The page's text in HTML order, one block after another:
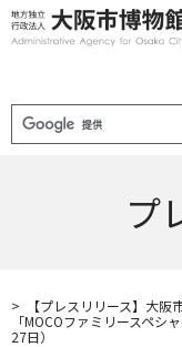
プ
【プレスリリース】大阪
「MOCOファミリースペ
27日）